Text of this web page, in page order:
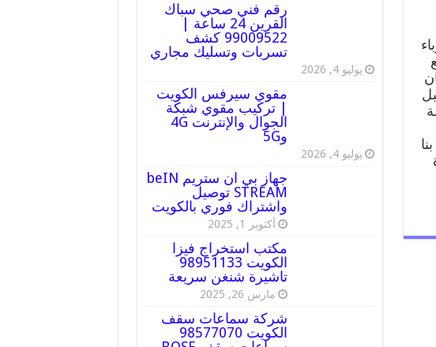
رقم فني صحي سباك
القرين 24 ساعة |
99009522 كشف
تسربات وتسليك مجاري
يوليو 4, 2026
مقوي سيرفس الكويت
| تركيب مقوي شبكة
الجوال والإنترنت 4G
و5G
يوليو 4, 2026
جهاز بي ان ستريم beIN
STREAM توصيل
واشتراك فوري بالكويت
أكتوبر 1, 2025
مكتب استخراج فيزا
الكويت 98951133
تاشيرة شنغن سريعة
مارس 26, 2025
شركة سماعات سقف
الكويت 98577070